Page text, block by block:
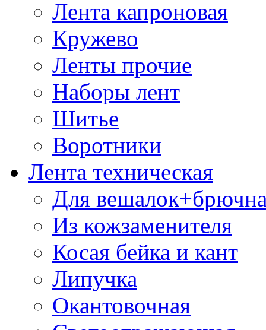
Лента капроновая
Кружево
Ленты прочие
Наборы лент
Шитье
Воротники
Лента техническая
Для
Из кожзаменителя
Косая бейка и кант
Липучка
Окантовочная